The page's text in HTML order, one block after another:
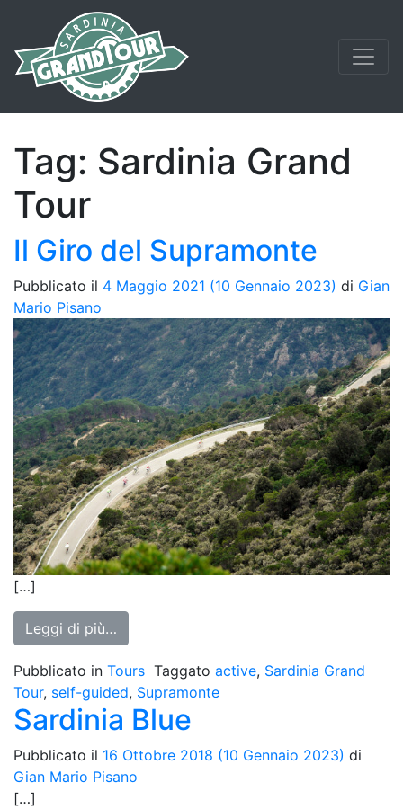
Tag: Sardinia Grand
Tour
Il Giro del Supramonte
Pubblicato il 4 Maggio 2021 (10 Gennaio 2023) di Gian
Mario Pisano
[…]
Leggi di più…
Pubblicato in Tours Taggato active, Sardinia Grand
Tour, self-guided, Supramonte
Sardinia Blue
Pubblicato il 16 Ottobre 2018 (10 Gennaio 2023) di
Gian Mario Pisano
[…]